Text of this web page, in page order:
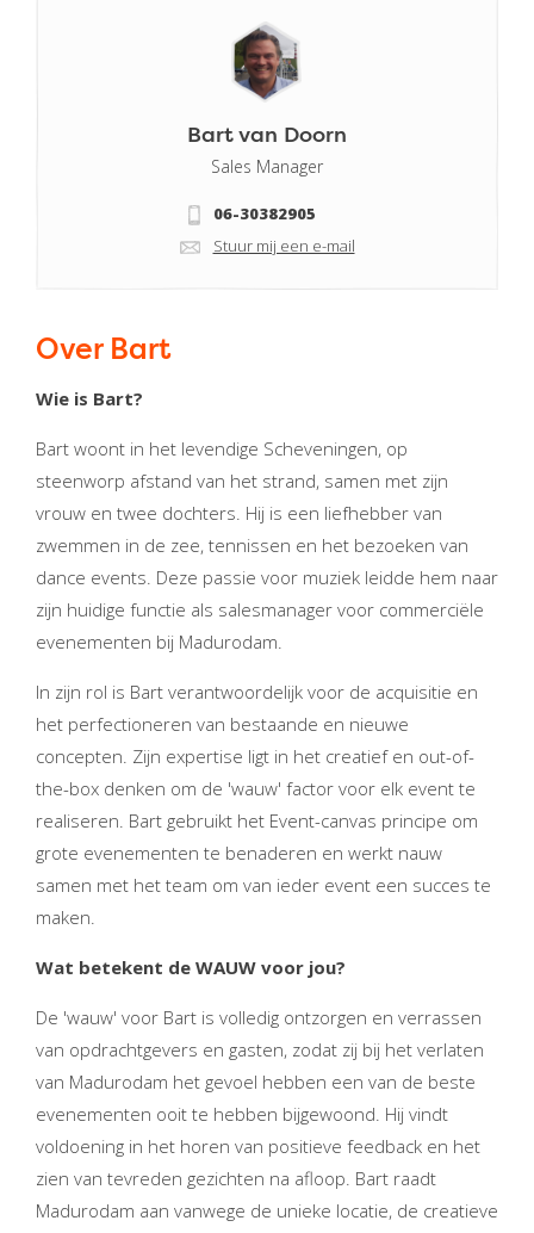
Bart van Doorn
Sales Manager
06-30382905
Stuur mij een e-mail
Over Bart
Wie is Bart?
Bart woont in het levendige Scheveningen, op
steenworp afstand van het strand, samen met zijn
vrouw en twee dochters. Hij is een liefhebber van
zwemmen in de zee, tennissen en het bezoeken van
dance events. Deze passie voor muziek leidde hem naar
zijn huidige functie als salesmanager voor commerciële
evenementen bij Madurodam.
In zijn rol is Bart verantwoordelijk voor de acquisitie en
het perfectioneren van bestaande en nieuwe
concepten. Zijn expertise ligt in het creatief en out-of-
the-box denken om de 'wauw' factor voor elk event te
realiseren. Bart gebruikt het Event-canvas principe om
grote evenementen te benaderen en werkt nauw
samen met het team om van ieder event een succes te
maken.
Wat betekent de WAUW voor jou?
De 'wauw' voor Bart is volledig ontzorgen en verrassen
van opdrachtgevers en gasten, zodat zij bij het verlaten
van Madurodam het gevoel hebben een van de beste
evenementen ooit te hebben bijgewoond. Hij vindt
voldoening in het horen van positieve feedback en het
zien van tevreden gezichten na afloop. Bart raadt
Madurodam aan vanwege de unieke locatie, de creatieve